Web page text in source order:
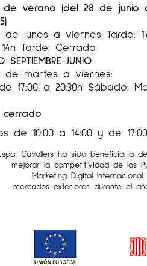
de verano (del 28 de
de lunes a viernes Tarde:
14h Tarde: Cerrado
SEPTIEMBRE-JUNIO
de martes a viernes:
17:00 a 20:30h Sábado:
cerrado
de 10:00 a 14:00 y de
Cavallers ha sido beneficiaria
mejorar la competitividad de las
Marketing Digital
mercados exteriores durante el